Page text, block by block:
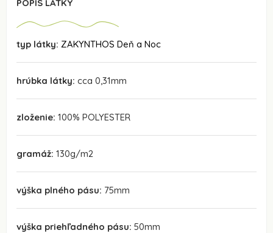
POPIS LÁTKY
typ látky: ZAKYNTHOS Deň a Noc
hrúbka látky: cca 0,31mm
zloženie: 100% POLYESTER
gramáž: 130g/m2
výška plného pásu: 75mm
výška priehľadného pásu: 50mm